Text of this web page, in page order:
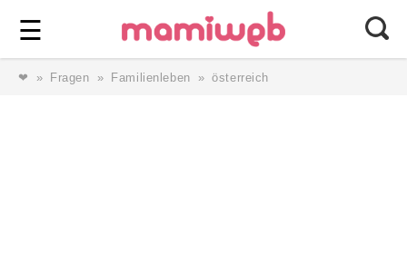
☰ ⎯ Wir lieben Familie ⎯
❤ Fragen Familienleben österreich